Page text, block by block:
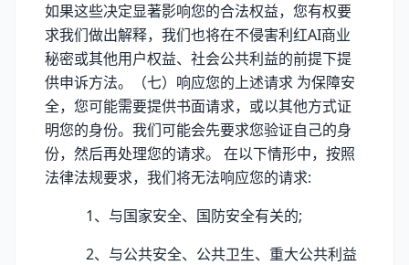
如果这些决定显著影响您的合法权益，您有权要
求我们做出解释，我们也将在不侵害利红AI商业
秘密或其他用户权益、社会公共利益的前提下提
供申诉方法。（七）响应您的上述请求 为保障安
全，您可能需要提供书面请求，或以其他方式证
明您的身份。我们可能会先要求您验证自己的身
份，然后再处理您的请求。 在以下情形中，按照
法律法规要求，我们将无法响应您的请求:
1、与国家安全、国防安全有关的;
2、与公共安全、公共卫生、重大公共利益